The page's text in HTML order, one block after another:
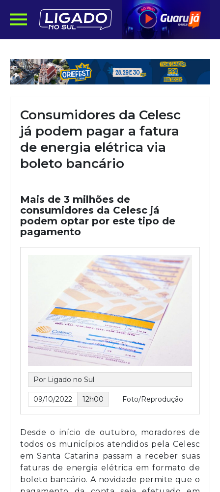
Consumidores da Celesc
já podem pagar a fatura
de energia elétrica via
boleto bancário
Mais de 3 milhões de
consumidores da Celesc já
podem optar por este tipo de
pagamento
Por Ligado no Sul
09/10/2022 12h00 Foto/Reprodução
Desde o início de outubro, moradores de
todos os municípios atendidos pela Celesc
em Santa Catarina passam a receber suas
faturas de energia elétrica em formato de
boleto bancário. A novidade permite que o